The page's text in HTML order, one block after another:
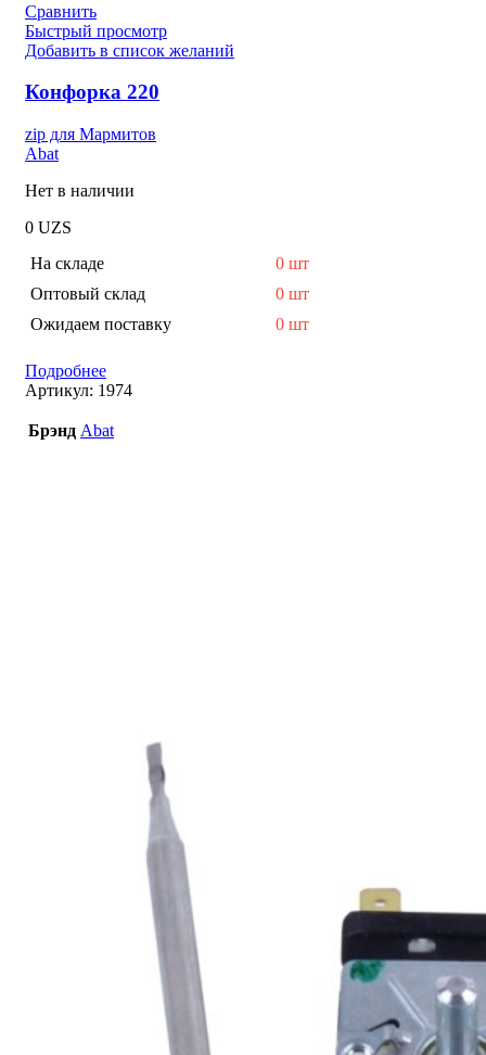
Сравнить
Быстрый просмотр
Добавить в список желаний
Конфорка 220
zip для Мармитов
Abat
Нет в наличии
0 UZS
На складе
0 шт
Оптовый склад
0 шт
Ожидаем поставку
0 шт
Подробнее
Артикул: 1974
Брэнд Abat